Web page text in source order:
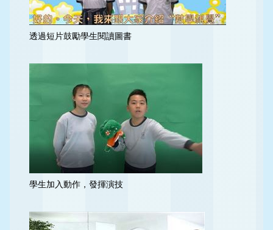
透過短片鼓勵學生閱讀圖書
學生加入動作，發揮演技